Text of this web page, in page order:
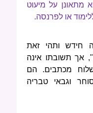
מתאונן על מיעוט
או לפרנסה.
חידש ותהי זאת
אך תשובתו אינה
מכתבים. הם
וגבאי טבריה